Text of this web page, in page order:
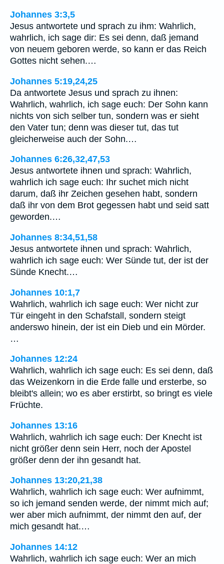
Johannes 3:3,5
Jesus antwortete und sprach zu ihm: Wahrlich,
wahrlich, ich sage dir: Es sei denn, daß jemand
von neuem geboren werde, so kann er das Reich
Gottes nicht sehen.…
Johannes 5:19,24,25
Da antwortete Jesus und sprach zu ihnen:
Wahrlich, wahrlich, ich sage euch: Der Sohn kann
nichts von sich selber tun, sondern was er sieht
den Vater tun; denn was dieser tut, das tut
gleicherweise auch der Sohn.…
Johannes 6:26,32,47,53
Jesus antwortete ihnen und sprach: Wahrlich,
wahrlich ich sage euch: Ihr suchet mich nicht
darum, daß ihr Zeichen gesehen habt, sondern
daß ihr von dem Brot gegessen habt und seid satt
geworden.…
Johannes 8:34,51,58
Jesus antwortete ihnen und sprach: Wahrlich,
wahrlich ich sage euch: Wer Sünde tut, der ist der
Sünde Knecht.…
Johannes 10:1,7
Wahrlich, wahrlich ich sage euch: Wer nicht zur
Tür eingeht in den Schafstall, sondern steigt
anderswo hinein, der ist ein Dieb und ein Mörder.
…
Johannes 12:24
Wahrlich, wahrlich ich sage euch: Es sei denn, daß
das Weizenkorn in die Erde falle und ersterbe, so
bleibt's allein; wo es aber erstirbt, so bringt es viele
Früchte.
Johannes 13:16
Wahrlich, wahrlich ich sage euch: Der Knecht ist
nicht größer denn sein Herr, noch der Apostel
größer denn der ihn gesandt hat.
Johannes 13:20,21,38
Wahrlich, wahrlich ich sage euch: Wer aufnimmt,
so ich jemand senden werde, der nimmt mich auf;
wer aber mich aufnimmt, der nimmt den auf, der
mich gesandt hat.…
Johannes 14:12
Wahrlich, wahrlich ich sage euch: Wer an mich